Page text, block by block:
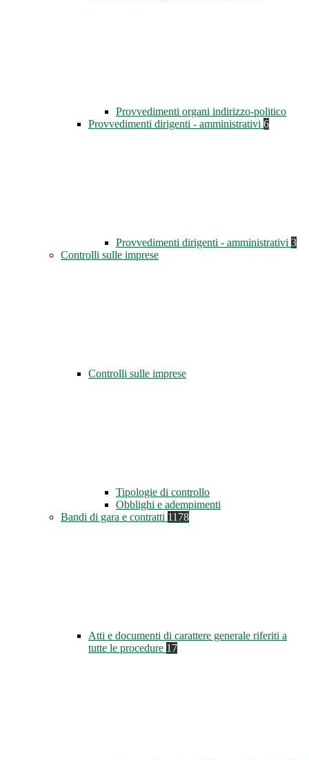
Provvedimenti organi indirizzo-politico
Provvedimenti dirigenti - amministrativi 6
Provvedimenti dirigenti - amministrativi 3
Controlli sulle imprese
Controlli sulle imprese
Tipologie di controllo
Obblighi e adempimenti
Bandi di gara e contratti 1178
Atti e documenti di carattere generale riferiti a
tutte le procedure 17